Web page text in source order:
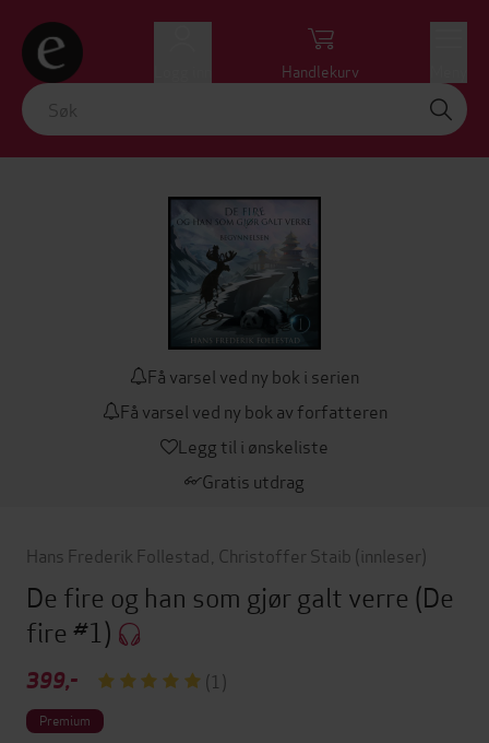
Handlekurv
Få varsel ved ny bok i serien
Få varsel ved ny bok av forfatteren
Legg til i ønskeliste
Gratis utdrag
Hans Frederik Follestad Christoffer Staib (innleser)
De fire og han som gjør galt verre (De
fire #1)
399,- (1)
Premium